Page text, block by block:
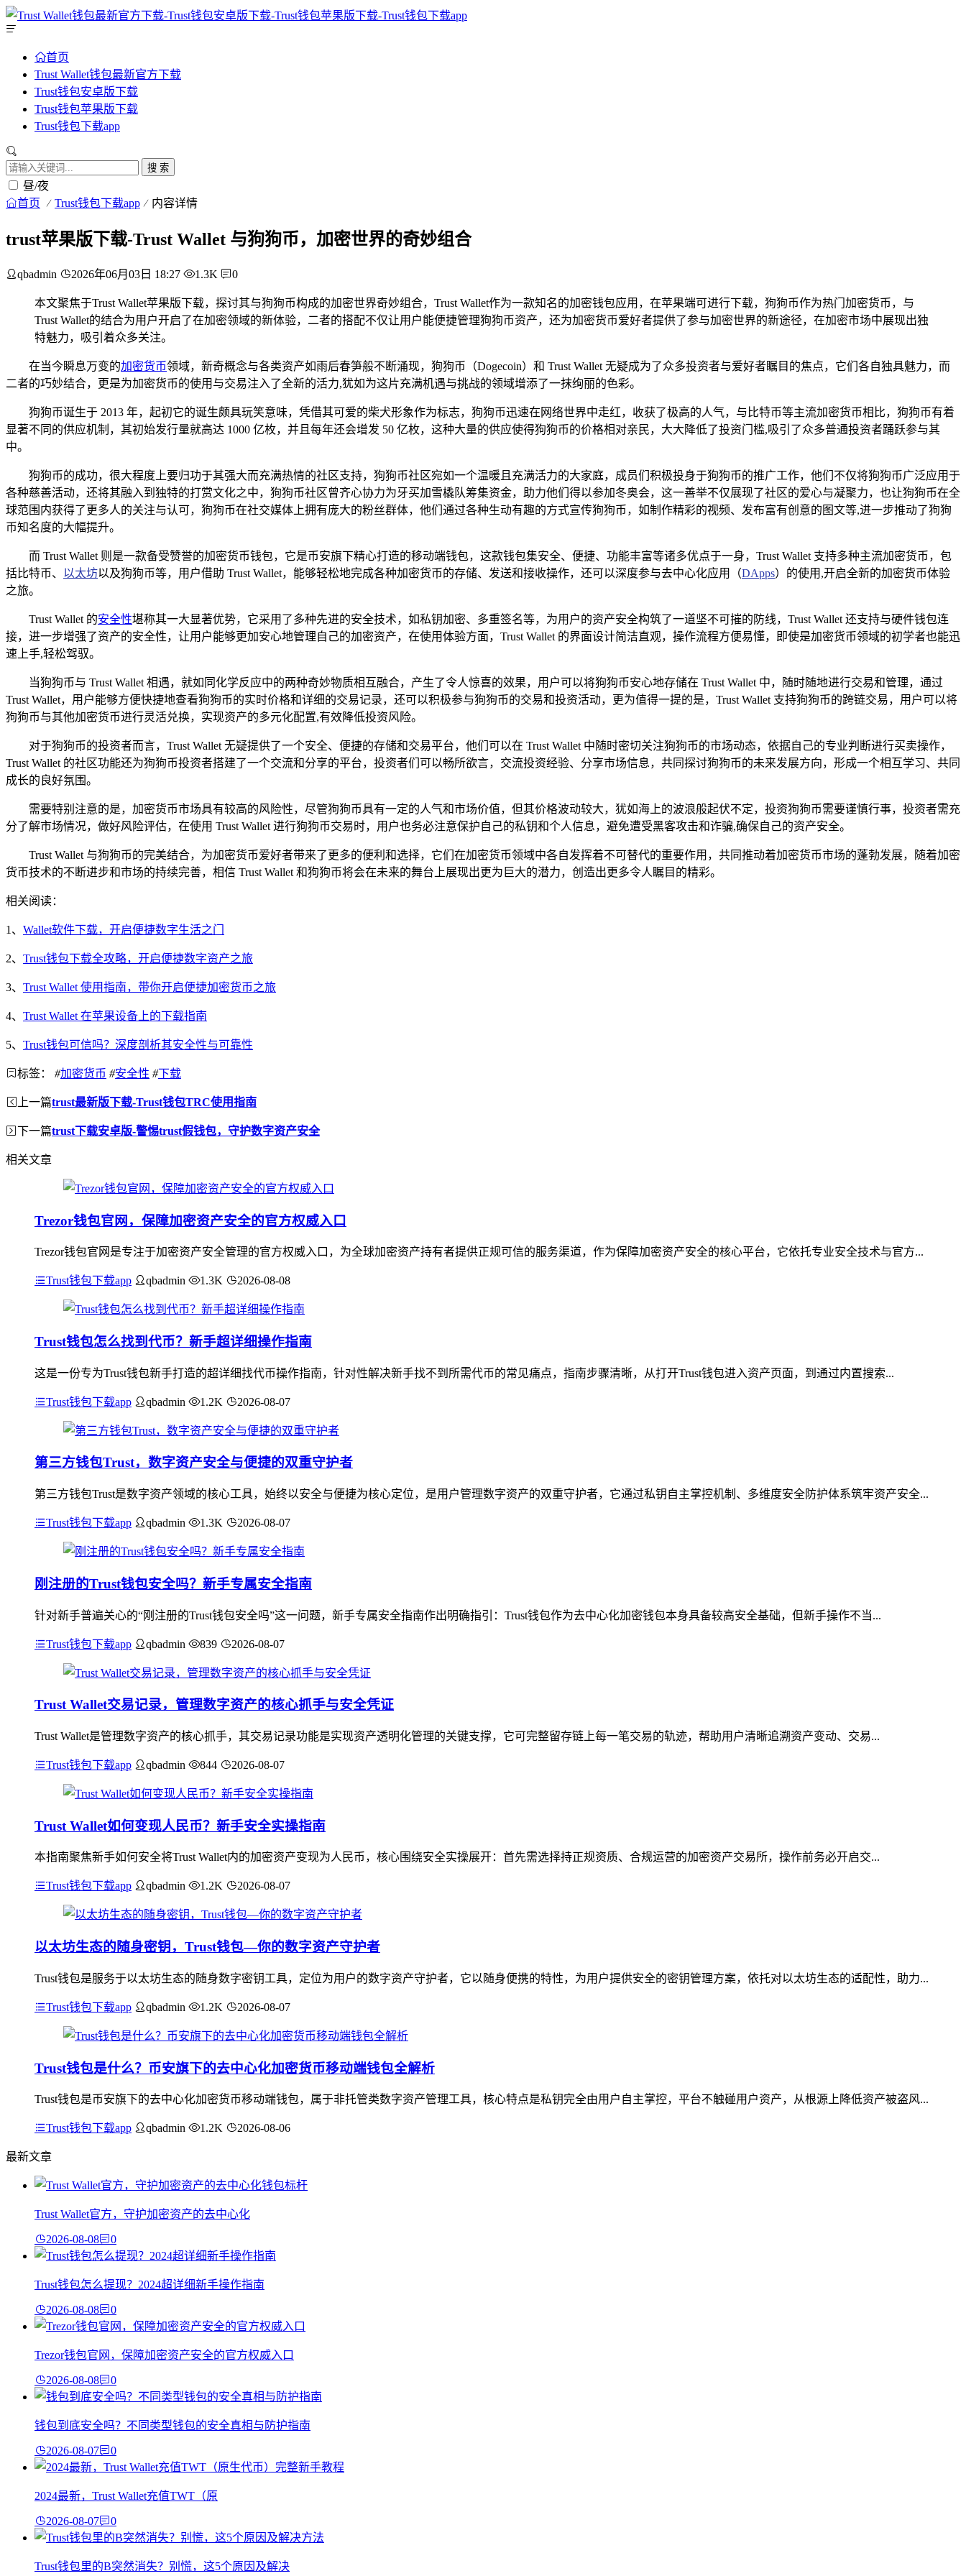
首页
Trust Wallet钱包最新官方下载
Trust钱包安卓版下载
Trust钱包苹果版下载
Trust钱包下载app
搜 索
昼/夜
首页 Trust钱包下载app 内容详情
trust苹果版下载-Trust Wallet 与狗狗币，加密世界的奇妙组合
qbadmin 2026年06月03日 18:27 1.3K 0
本文聚焦于Trust Wallet苹果版下载，探讨其与狗狗币构成的加密世界奇妙组合，Trust Wallet作为一款知名的加密钱包应用，在苹果端可进行下载，狗狗币作为热门加密货币，与
Trust Wallet的结合为用户开启了在加密领域的新体验，二者的搭配不仅让用户能便捷管理狗狗币资产，还为加密货币爱好者提供了参与加密世界的新途径，在加密市场中展现出独
特魅力，吸引着众多关注。
在当今瞬息万变的加密货币领域，新奇概念与各类资产如雨后春笋般不断涌现，狗狗币（Dogecoin）和 Trust Wallet 无疑成为了众多投资者与爱好者瞩目的焦点，它们各自独具魅力，而
二者的巧妙结合，更是为加密货币的使用与交易注入了全新的活力,犹如为这片充满机遇与挑战的领域增添了一抹绚丽的色彩。
狗狗币诞生于 2013 年，起初它的诞生颇具玩笑意味，凭借其可爱的柴犬形象作为标志，狗狗币迅速在网络世界中走红，收获了极高的人气，与比特币等主流加密货币相比，狗狗币有着
显著不同的供应机制，其初始发行量就高达 1000 亿枚，并且每年还会增发 50 亿枚，这种大量的供应使得狗狗币的价格相对亲民，大大降低了投资门槛,吸引了众多普通投资者踊跃参与其
中。
狗狗币的成功，很大程度上要归功于其强大而充满热情的社区支持，狗狗币社区宛如一个温暖且充满活力的大家庭，成员们积极投身于狗狗币的推广工作，他们不仅将狗狗币广泛应用于
各种慈善活动，还将其融入到独特的打赏文化之中，狗狗币社区曾齐心协力为牙买加雪橇队筹集资金，助力他们得以参加冬奥会，这一善举不仅展现了社区的爱心与凝聚力，也让狗狗币在全
球范围内获得了更多人的关注与认可，狗狗币在社交媒体上拥有庞大的粉丝群体，他们通过各种生动有趣的方式宣传狗狗币，如制作精彩的视频、发布富有创意的图文等,进一步推动了狗狗
币知名度的大幅提升。
而 Trust Wallet 则是一款备受赞誉的加密货币钱包，它是币安旗下精心打造的移动端钱包，这款钱包集安全、便捷、功能丰富等诸多优点于一身，Trust Wallet 支持多种主流加密货币，包
括比特币、 以太坊以及狗狗币等，用户借助 Trust Wallet，能够轻松地完成各种加密货币的存储、发送和接收操作，还可以深度参与去中心化应用（DApps）的使用,开启全新的加密货币体验
之旅。
Trust Wallet 的安全性堪称其一大显著优势，它采用了多种先进的安全技术，如私钥加密、多重签名等，为用户的资产安全构筑了一道坚不可摧的防线，Trust Wallet 还支持与硬件钱包连
接，进一步增强了资产的安全性，让用户能够更加安心地管理自己的加密资产，在使用体验方面，Trust Wallet 的界面设计简洁直观，操作流程方便易懂，即使是加密货币领域的初学者也能迅
速上手,轻松驾驭。
当狗狗币与 Trust Wallet 相遇，就如同化学反应中的两种奇妙物质相互融合，产生了令人惊喜的效果，用户可以将狗狗币安心地存储在 Trust Wallet 中，随时随地进行交易和管理，通过
Trust Wallet，用户能够方便快捷地查看狗狗币的实时价格和详细的交易记录，还可以积极参与狗狗币的交易和投资活动，更为值得一提的是，Trust Wallet 支持狗狗币的跨链交易，用户可以将
狗狗币与其他加密货币进行灵活兑换，实现资产的多元化配置,有效降低投资风险。
对于狗狗币的投资者而言，Trust Wallet 无疑提供了一个安全、便捷的存储和交易平台，他们可以在 Trust Wallet 中随时密切关注狗狗币的市场动态，依据自己的专业判断进行买卖操作，
Trust Wallet 的社区功能还为狗狗币投资者搭建了一个交流和分享的平台，投资者们可以畅所欲言，交流投资经验、分享市场信息，共同探讨狗狗币的未来发展方向，形成一个相互学习、共同
成长的良好氛围。
需要特别注意的是，加密货币市场具有较高的风险性，尽管狗狗币具有一定的人气和市场价值，但其价格波动较大，犹如海上的波浪般起伏不定，投资狗狗币需要谨慎行事，投资者需充
分了解市场情况，做好风险评估，在使用 Trust Wallet 进行狗狗币交易时，用户也务必注意保护自己的私钥和个人信息，避免遭受黑客攻击和诈骗,确保自己的资产安全。
Trust Wallet 与狗狗币的完美结合，为加密货币爱好者带来了更多的便利和选择，它们在加密货币领域中各自发挥着不可替代的重要作用，共同推动着加密货币市场的蓬勃发展，随着加密
货币技术的不断进步和市场的持续完善，相信 Trust Wallet 和狗狗币将会在未来的舞台上展现出更为巨大的潜力，创造出更多令人瞩目的精彩。
相关阅读：
1、 Wallet软件下载，开启便捷数字生活之门
2、 Trust钱包下载全攻略，开启便捷数字资产之旅
3、 Trust Wallet 使用指南，带你开启便捷加密货币之旅
4、 Trust Wallet 在苹果设备上的下载指南
5、 Trust钱包可信吗？深度剖析其安全性与可靠性
标签： #加密货币 #安全性 #下载
上一篇trust最新版下载-Trust钱包TRC使用指南
下一篇trust下载安卓版-警惕trust假钱包，守护数字资产安全
相关文章
Trezor钱包官网，保障加密资产安全的官方权威入口
Trezor钱包官网是专注于加密资产安全管理的官方权威入口，为全球加密资产持有者提供正规可信的服务渠道，作为保障加密资产安全的核心平台，它依托专业安全技术与官方...
Trust钱包下载app qbadmin 1.3K 2026-08-08
Trust钱包怎么找到代币？新手超详细操作指南
这是一份专为Trust钱包新手打造的超详细找代币操作指南，针对性解决新手找不到所需代币的常见痛点，指南步骤清晰，从打开Trust钱包进入资产页面，到通过内置搜索...
Trust钱包下载app qbadmin 1.2K 2026-08-07
第三方钱包Trust，数字资产安全与便捷的双重守护者
第三方钱包Trust是数字资产领域的核心工具，始终以安全与便捷为核心定位，是用户管理数字资产的双重守护者，它通过私钥自主掌控机制、多维度安全防护体系筑牢资产安全...
Trust钱包下载app qbadmin 1.3K 2026-08-07
刚注册的Trust钱包安全吗？新手专属安全指南
针对新手普遍关心的“刚注册的Trust钱包安全吗”这一问题，新手专属安全指南作出明确指引：Trust钱包作为去中心化加密钱包本身具备较高安全基础，但新手操作不当...
Trust钱包下载app qbadmin 839 2026-08-07
Trust Wallet交易记录，管理数字资产的核心抓手与安全凭证
Trust Wallet是管理数字资产的核心抓手，其交易记录功能是实现资产透明化管理的关键支撑，它可完整留存链上每一笔交易的轨迹，帮助用户清晰追溯资产变动、交易...
Trust钱包下载app qbadmin 844 2026-08-07
Trust Wallet如何变现人民币？新手安全实操指南
本指南聚焦新手如何安全将Trust Wallet内的加密资产变现为人民币，核心围绕安全实操展开：首先需选择持正规资质、合规运营的加密资产交易所，操作前务必开启交...
Trust钱包下载app qbadmin 1.2K 2026-08-07
以太坊生态的随身密钥，Trust钱包—你的数字资产守护者
Trust钱包是服务于以太坊生态的随身数字密钥工具，定位为用户的数字资产守护者，它以随身便携的特性，为用户提供安全的密钥管理方案，依托对以太坊生态的适配性，助力...
Trust钱包下载app qbadmin 1.2K 2026-08-07
Trust钱包是什么？币安旗下的去中心化加密货币移动端钱包全解析
Trust钱包是币安旗下的去中心化加密货币移动端钱包，属于非托管类数字资产管理工具，核心特点是私钥完全由用户自主掌控，平台不触碰用户资产，从根源上降低资产被盗风...
Trust钱包下载app qbadmin 1.2K 2026-08-06
最新文章
Trust Wallet官方，守护加密资产的去中心化
2026-08-08 0
Trust钱包怎么提现？2024超详细新手操作指南
2026-08-08 0
Trezor钱包官网，保障加密资产安全的官方权威入口
2026-08-08 0
钱包到底安全吗？不同类型钱包的安全真相与防护指南
2026-08-07 0
2024最新，Trust Wallet充值TWT（原
2026-08-07 0
Trust钱包里的B突然消失？别慌，这5个原因及解决